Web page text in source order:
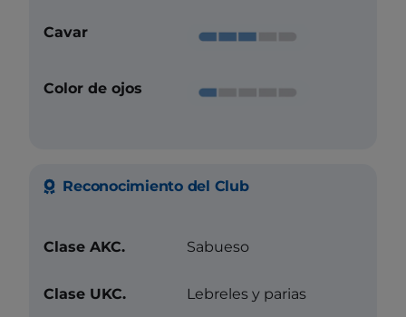
Cavar
Color de ojos
Reconocimiento del Club
Clase AKC. Sabueso
Clase UKC. Lebreles y parias